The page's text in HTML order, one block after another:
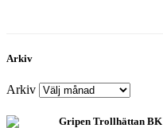
Arkiv
Arkiv
Gripen Trollhättan BK